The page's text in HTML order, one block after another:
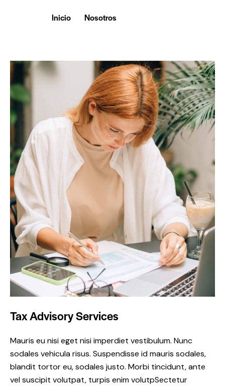
Inicio Nosotros
Tax Advisory Services
Mauris eu nisi eget nisi imperdiet vestibulum. Nunc
sodales vehicula risus. Suspendisse id mauris sodales,
blandit tortor eu, sodales justo. Morbi tincidunt, ante
vel suscipit volutpat, turpis enim volutpSectetur